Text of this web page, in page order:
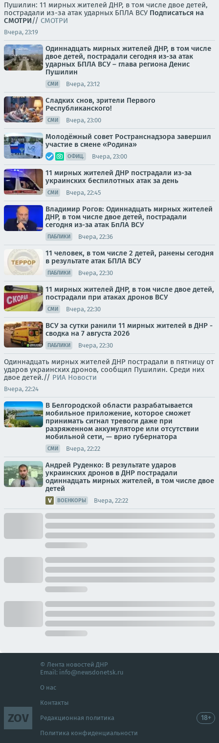
Пушилин: 11 мирных жителей ДНР, в том числе двое детей,
пострадали из-за атак ударных БПЛА ВСУ Подписаться на
СМОТРИ// СМОТРИ
Вчера, 23:19
Одиннадцать мирных жителей ДНР, в том числе
двое детей, пострадали сегодня из-за атак
ударных БПЛА ВСУ – глава региона Денис
Пушилин
СМИ Вчера, 23:12
Сладких снов, зрители Первого
Республиканского!
СМИ Вчера, 23:00
Молодёжный совет Ространснадзора завершил
участие в смене «Родина»
ОФИЦ. Вчера, 23:00
11 мирных жителей ДНР пострадали из-за
украинских беспилотных атак за день
СМИ Вчера, 22:45
Владимир Рогов: Одиннадцать мирных жителей
ДНР, в том числе двое детей, пострадали
сегодня из-за атак БпЛА ВСУ
ПАБЛИКИ Вчера, 22:36
11 человек, в том числе 2 детей, ранены сегодня
в результате атак БПЛА ВСУ
ПАБЛИКИ Вчера, 22:30
11 мирных жителей ДНР, в том числе двое детей,
пострадали при атаках дронов ВСУ
СМИ Вчера, 22:30
ВСУ за сутки ранили 11 мирных жителей в ДНР -
сводка на 7 августа 2026
ПАБЛИКИ Вчера, 22:30
Одиннадцать мирных жителей ДНР пострадали в пятницу от
ударов украинских дронов, сообщил Пушилин. Среди них
двое детей.// РИА Новости
Вчера, 22:24
В Белгородской области разрабатывается
мобильное приложение, которое сможет
принимать сигнал тревоги даже при
разряженном аккумуляторе или отсутствии
мобильной сети, — врио губернатора
СМИ Вчера, 22:22
Андрей Руденко: В результате ударов
украинских дронов в ДНР пострадали
одиннадцать мирных жителей, в том числе двое
детей
ВОЕНКОРЫ Вчера, 22:22
ZOV
© Лента новостей ДНР
Email: info@newsdonetsk.ru
О нас
Контакты
Редакционная политика
Политика конфиденциальности
18+